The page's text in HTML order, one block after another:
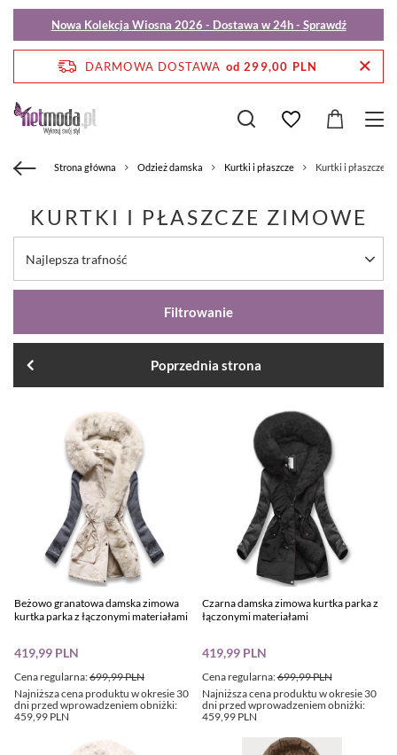
Nowa Kolekcja Wiosna 2026 - Dostawa w 24h - Sprawdź
DARMOWA DOSTAWA od 299,00 PLN
Strona główna Odzież damska Kurtki i płaszcze Kurtki i płaszcze
KURTKI I PŁASZCZE ZIMOWE
Najlepsza trafność
Filtrowanie
Poprzednia strona
Beżowo granatowa damska zimowa
kurtka parka z łączonymi materiałami
Cena regularna:699,99 PLN
419,99 PLN
Najniższa cena produktu w okresie 30
dni przed wprowadzeniem obniżki:
459,99 PLN
Czarna damska zimowa kurtka parka z
łączonymi materiałami
Cena regularna:699,99 PLN
419,99 PLN
Najniższa cena produktu w okresie 30
dni przed wprowadzeniem obniżki:
459,99 PLN